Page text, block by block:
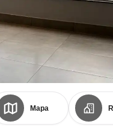
Mapa